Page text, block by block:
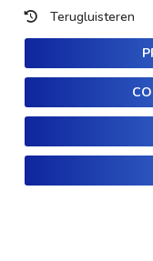
Terugluisteren